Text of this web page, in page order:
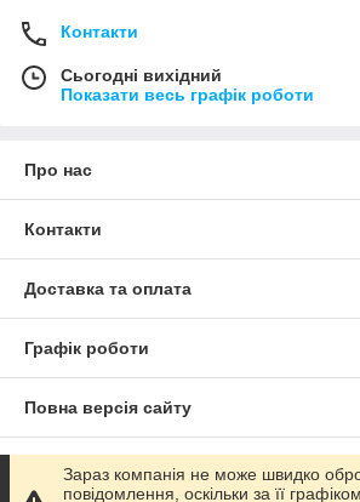
Контакти
Сьогодні вихідний
Показати весь графік роботи
Про нас
Контакти
Доставка та оплата
Графік роботи
Повна версія сайту
Сайт створено на маркетплейсі
Зараз компанія не може швидко
повідомлення, оскільки за її